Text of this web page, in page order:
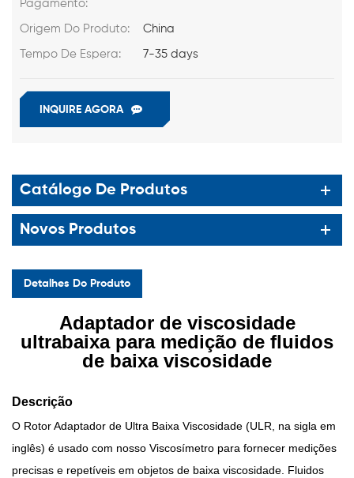
Pagamento:
Origem Do Produto: China
Tempo De Espera: 7-35 days
INQUIRE AGORA
Catálogo De Produtos
Novos Produtos
Detalhes Do Produto
Adaptador de viscosidade
ultrabaixa para medição de fluidos
de baixa viscosidade
Descrição
O Rotor Adaptador de Ultra Baixa Viscosidade (ULR, na sigla em
inglês) é usado com nosso Viscosímetro para fornecer medições
precisas e repetíveis em objetos de baixa viscosidade. Fluidos